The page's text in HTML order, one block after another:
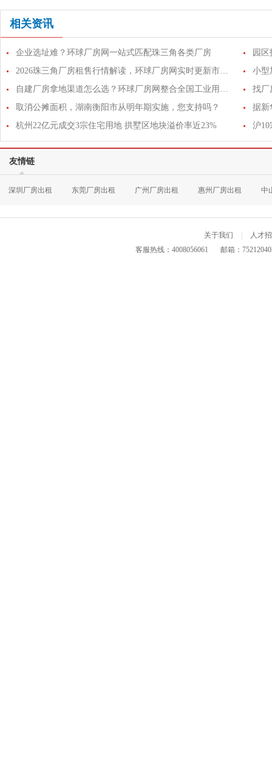
相关资讯
企业选址难？环球厂房网一站式匹配珠三角各类厂房
2026珠三角厂房租售行情解读，环球厂房网实时更新市场价格数据
自建厂房拿地渠道怎么选？环球厂房网整合全国工业用地招商资源
取消公摊面积，湖南衡阳市从明年期实施，您支持吗？
据新
杭州22亿元成交3宗住宅用地 拱墅区地块溢价率近23%
友情链
深圳厂房出租 东莞厂房出租 广州厂房出租 惠州厂房出租 中
关于我们
人才
客服热线：4008056061
邮箱：